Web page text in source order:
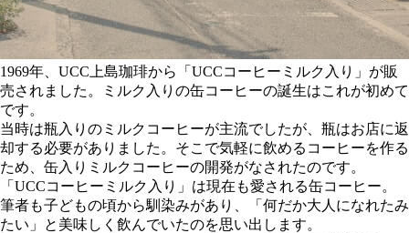
1969年、UCC上島珈琲から「UCCコーヒーミルク入り」が販
売されました。ミルク入りの缶コーヒーの誕生はこれが初めて
です。
当時は瓶入りのミルクコーヒーが主流でしたが、瓶はお店に返
却する必要がありました。そこで気軽に飲めるコーヒーを作る
ため、缶入りミルクコーヒーの開発がなされたのです。
「UCCコーヒーミルク入り」は現在も愛される缶コーヒー。
筆者も子どもの頃から馴染みがあり、「何だか大人になれたみ
たい」と美味しく飲んでいたのを思い出します。